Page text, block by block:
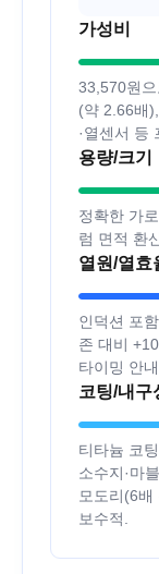
가성비
33,570원
(약 2.66배
·열센서 등
용량/크기
정확한 가
럼 면적 환
열원/열효
인덕션 포
존 대비
타이밍 안
코팅/내구
티타늄 코
소수지·마
모도리(6배
보수적.